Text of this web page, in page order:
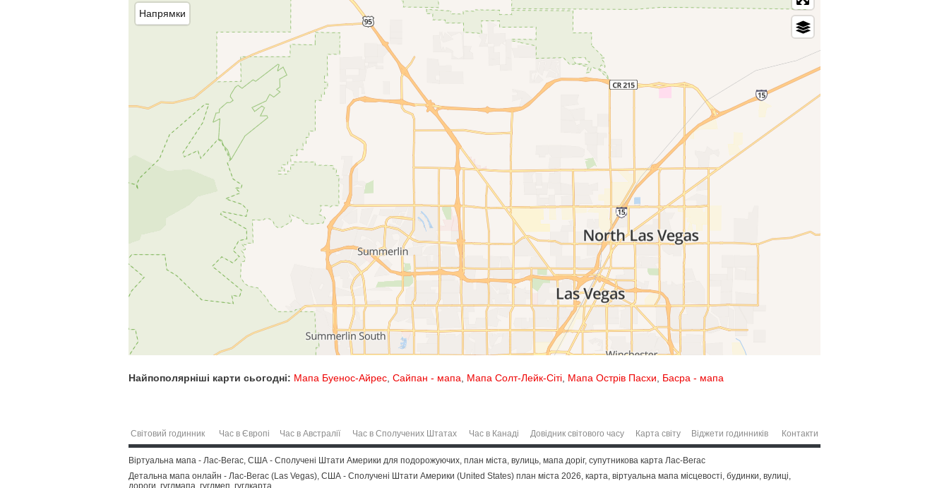
Напрямки
Найпополярніші карти сьогодні: Мапа Буенос-Айрес Сайпан - мапа Мапа Солт-Лейк-Сіті Мапа Острів Пасхи Басра - мапа
Світовий годинник Час в Європі Час в Австралії Час в Сполучених Штатах Час в Канаді Довідник світового часу Карта світу Віджети годинників Контакти
Віртуальна мапа - Лас-Вегас, США - Сполучені Штати Америки для подорожуючих, план міста, вулиць, мапа доріг, супутникова карта Лас-Вегас
Детальна мапа онлайн - Лас-Вегас (Las Vegas), США - Сполучені Штати Америки (United States) план міста 2026, карта, віртуальна мапа місцевості, будинки, вулиці,
дороги, гуглмапа, гуглмеп, гуглкарта.